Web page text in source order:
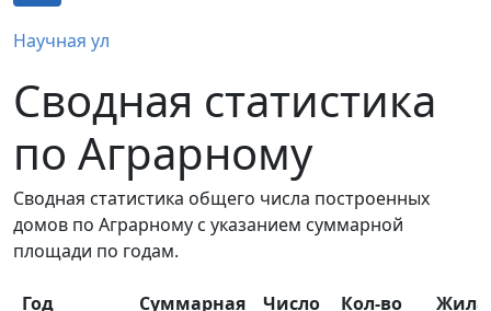
Научная ул
Сводная статистика
по Аграрному
Сводная статистика общего числа построенных
домов по Аграрному с указанием суммарной
площади по годам.
Год
Суммарная
Число
Кол-во